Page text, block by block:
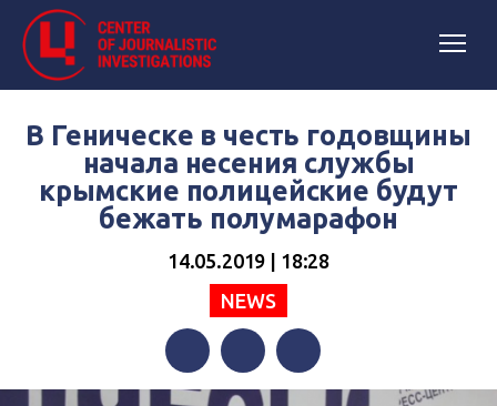
В Геническе в честь годовщины
начала несения службы
крымские полицейские будут
бежать полумарафон
14.05.2019 | 18:28
NEWS
FacebookTwitterTelegram